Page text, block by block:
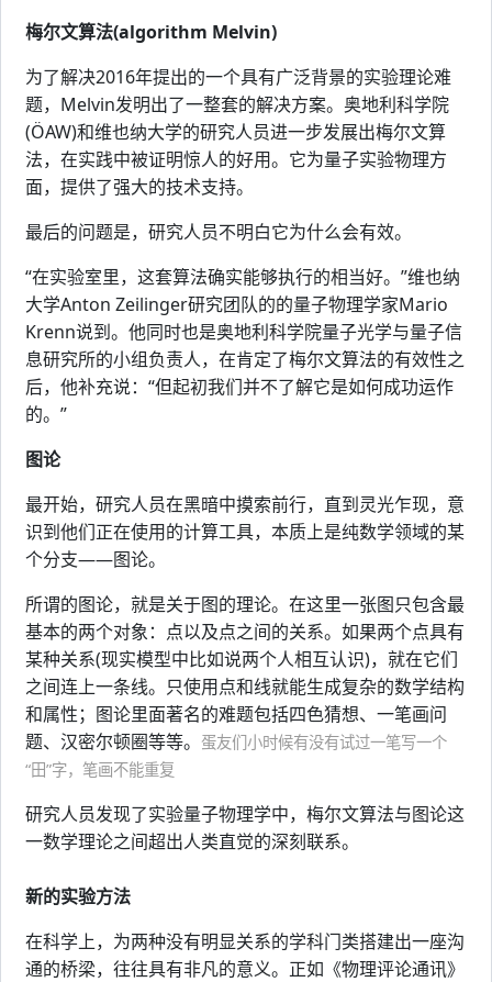
梅尔文算法(algorithm Melvin)
为了解决2016年提出的一个具有广泛背景的实验理论难
题，Melvin发明出了一整套的解决方案。奥地利科学院
(ÖAW)和维也纳大学的研究人员进一步发展出梅尔文算
法，在实践中被证明惊人的好用。它为量子实验物理方
面，提供了强大的技术支持。
最后的问题是，研究人员不明白它为什么会有效。
“在实验室里，这套算法确实能够执行的相当好。”维也纳
大学Anton Zeilinger研究团队的的量子物理学家Mario
Krenn说到。他同时也是奥地利科学院量子光学与量子信
息研究所的小组负责人，在肯定了梅尔文算法的有效性之
后，他补充说：“但起初我们并不了解它是如何成功运作
的。”
图论
最开始，研究人员在黑暗中摸索前行，直到灵光乍现，意
识到他们正在使用的计算工具，本质上是纯数学领域的某
个分支——图论。
所谓的图论，就是关于图的理论。在这里一张图只包含最
基本的两个对象：点以及点之间的关系。如果两个点具有
某种关系(现实模型中比如说两个人相互认识)，就在它们
之间连上一条线。只使用点和线就能生成复杂的数学结构
和属性；图论里面著名的难题包括四色猜想、一笔画问
题、汉密尔顿圈等等。 蛋友们小时候有没有试过一笔写一个
“田”字，笔画不能重复
研究人员发现了实验量子物理学中，梅尔文算法与图论这
一数学理论之间超出人类直觉的深刻联系。
新的实验方法
在科学上，为两种没有明显关系的学科门类搭建出一座沟
通的桥梁，往往具有非凡的意义。正如《物理评论通讯》